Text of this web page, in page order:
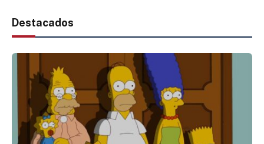
Destacados